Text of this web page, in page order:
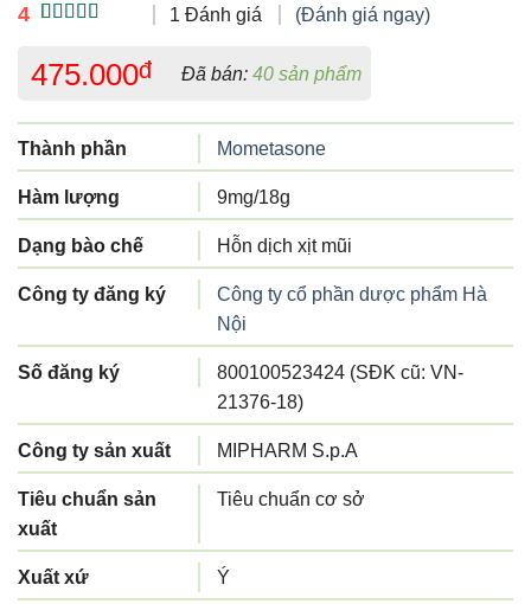
4
đánh giá
1 Đánh giá (Đánh giá ngay)
475.000đ Đã bán: 40 sản phẩm
Thành phần Mometasone
Hàm lượng 9mg/18g
Dạng bào chế Hỗn dịch xịt mũi
Công ty đăng ký
Công ty cổ phần dược phẩm Hà
Nội
Số đăng ký
800100523424 (SĐK cũ: VN-
21376-18)
Công ty sản xuất MIPHARM S.p.A
Tiêu chuẩn sản
xuất
Tiêu chuẩn cơ sở
Xuất xứ Ý